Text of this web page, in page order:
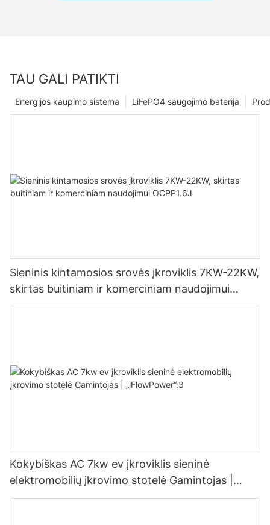
TAU GALI PATIKTI
LiFePO4 saugojimo baterija
Energijos kaupimo sistema
Sieninis kintamosios srovės įkroviklis 7KW-22KW,
skirtas buitiniam ir komerciniam naudojimui
OCPP1.6J
Kokybiškas AC 7kw ev įkroviklis sieninė
elektromobilių įkrovimo stotelė Gamintojas |
„iFlowPower“.3